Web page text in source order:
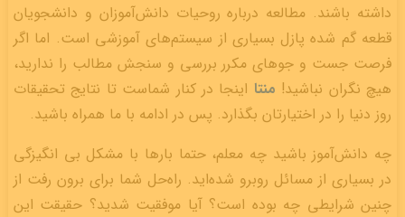
داشته باشند. مطالعه درباره روحیات دانش‌آموزان و دانشجویان
قطعه گم شده پازل بسیاری از سیستم‌های آموزشی است. اما اگر
فرصت جست و جوهای مکرر بررسی و سنجش مطالب را ندارید،
هیچ نگران نباشید! منتا اینجا در کنار شماست تا نتایج تحقیقات
روز دنیا را در اختیارتان بگذارد. پس در ادامه با ما همراه باشید.
چه دانش‌آموز باشید چه معلم، حتما بارها با مشکل بی انگیزگی
در بسیاری از مسائل روبرو شده‌اید. راه‌حل شما برای برون رفت از
چنین شرایطی چه بوده است؟ آیا موفقیت شدید؟ حقیقت این